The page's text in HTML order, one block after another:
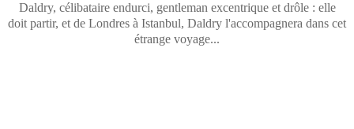
Daldry, célibataire endurci, gentleman excentrique et drôle : elle
doit partir, et de Londres à Istanbul, Daldry l'accompagnera dans cet
étrange voyage...